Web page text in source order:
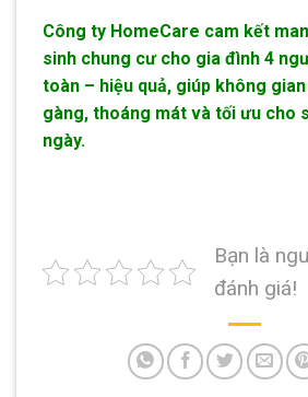
Công ty HomeCare cam kết
sinh chung cư cho gia đình 4
toàn – hiệu quả, giúp không
gàng, thoáng mát và tối ưu cho
ngày.
Bạn là
đánh giá!